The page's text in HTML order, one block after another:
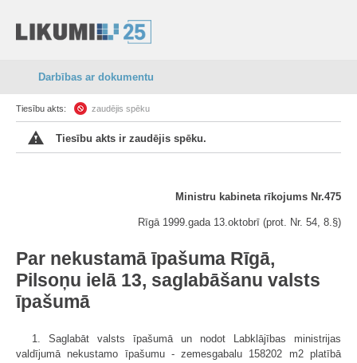
Darbības ar dokumentu
Tiesību akts: zaudējis spēku
Tiesību akts ir zaudējis spēku.
Ministru kabineta rīkojums Nr.475
Rīgā 1999.gada 13.oktobrī (prot. Nr. 54, 8.§)
Par nekustamā īpašuma Rīgā,
Pilsoņu ielā 13, saglabāšanu valsts
īpašumā
1. Saglabāt valsts īpašumā un nodot Labklājības ministrijas
valdījumā nekustamo īpašumu - zemesgabalu 158202 m2 platībā